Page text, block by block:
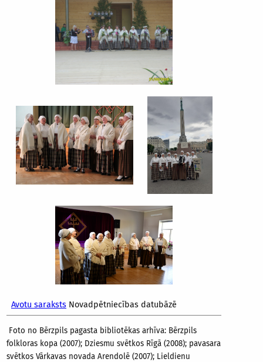
Avotu saraksts Novadpētniecības datubāzē
Foto no Bērzpils pagasta bibliotēkas arhīva: Bērzpils
folkloras kopa (2007); Dziesmu svētkos Rīgā (2008); pavasara
svētkos Vārkavas novada Arendolē (2007); Lieldienu